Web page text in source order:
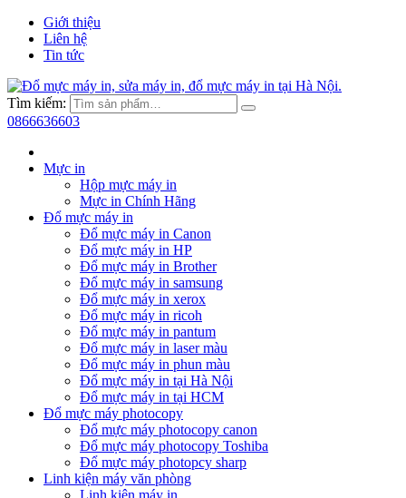
Giới thiệu
Liên hệ
Tin tức
Tìm kiếm:
0866636603
Mực in
Hộp mực máy in
Mực in Chính Hãng
Đổ mực máy in
Đổ mực máy in Canon
Đổ mực máy in HP
Đổ mực máy in Brother
Đổ mực máy in samsung
Đổ mực máy in xerox
Đổ mực máy in ricoh
Đổ mực máy in pantum
Đổ mực máy in laser màu
Đổ mực máy in phun màu
Đổ mực máy in tại Hà Nội
Đổ mực máy in tại HCM
Đổ mực máy photocopy
Đổ mực máy photocopy canon
Đổ mực máy photocopy Toshiba
Đổ mực máy photopcy sharp
Linh kiện máy văn phòng
Linh kiện máy in